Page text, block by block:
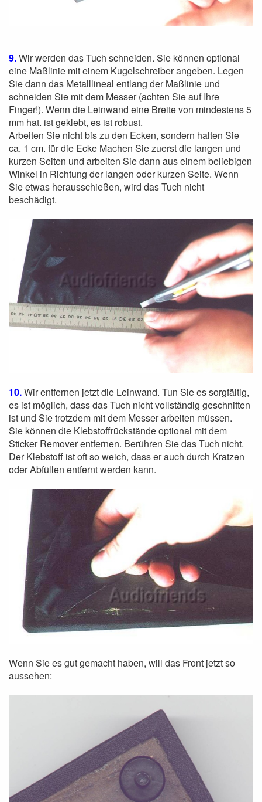
9.Wir werden das Tuch schneiden. Sie können optional
eine Maßlinie mit einem Kugelschreiber angeben. Legen
Sie dann das Metalllineal entlang der Maßlinie und
schneiden Sie mit dem Messer (achten Sie auf Ihre
Finger!). Wenn die Leinwand eine Breite von mindestens 5
mm hat. ist geklebt, es ist robust.
Arbeiten Sie nicht bis zu den Ecken, sondern halten Sie
ca. 1 cm. für die Ecke Machen Sie zuerst die langen und
kurzen Seiten und arbeiten Sie dann aus einem beliebigen
Winkel in Richtung der langen oder kurzen Seite. Wenn
Sie etwas herausschießen, wird das Tuch nicht
beschädigt.
10.Wir entfernen jetzt die Leinwand. Tun Sie es sorgfältig,
es ist möglich, dass das Tuch nicht vollständig geschnitten
ist und Sie trotzdem mit dem Messer arbeiten müssen.
Sie können die Klebstoffrückstände optional mit dem
Sticker Remover entfernen. Berühren Sie das Tuch nicht.
Der Klebstoff ist oft so weich, dass er auch durch Kratzen
oder Abfüllen entfernt werden kann.
Wenn Sie es gut gemacht haben, will das Front jetzt so
aussehen: